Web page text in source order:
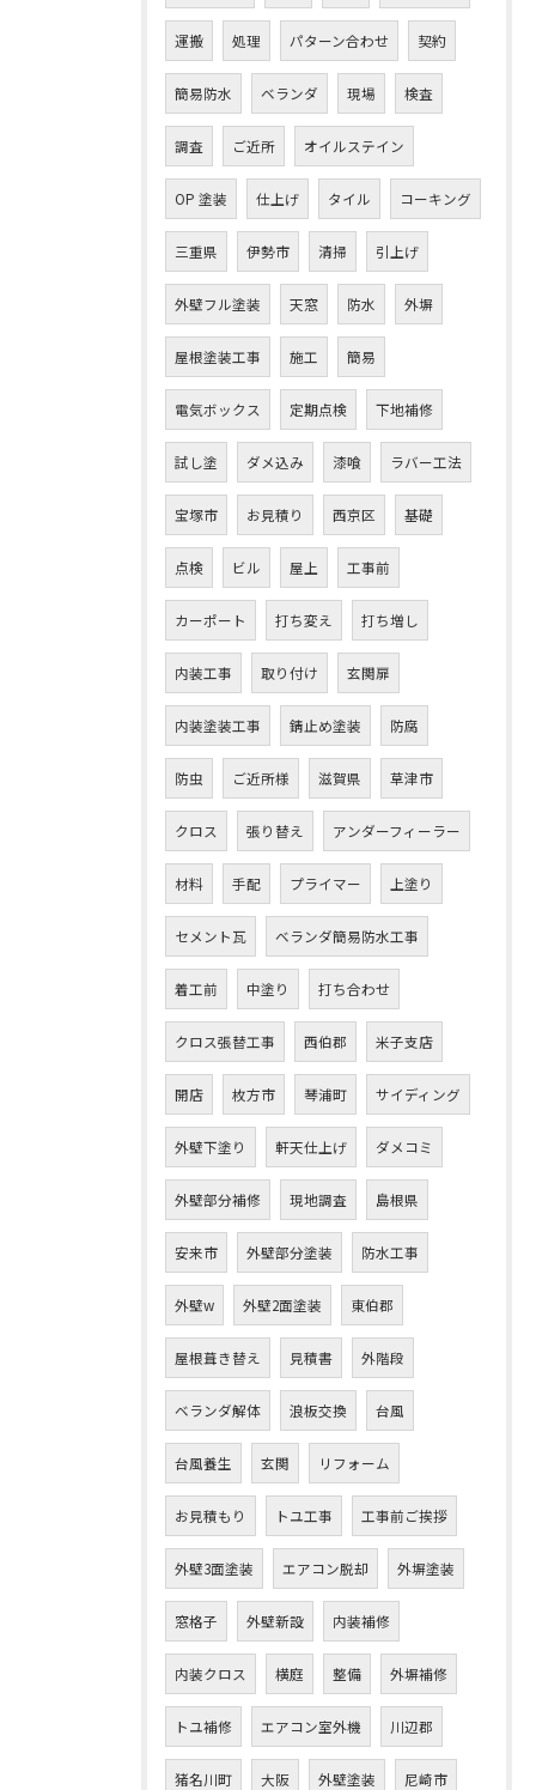
運搬 処理 パターン合わせ 契約
簡易防水 ベランダ 現場 検査
調査 ご近所 オイルステイン
OP 塗装 仕上げ タイル コーキング
三重県 伊勢市 清掃 引上げ
外壁フル塗装 天窓 防水 外塀
屋根塗装工事 施工 簡易
電気ボックス 定期点検 下地補修
試し塗 ダメ込み 漆喰 ラバー工法
宝塚市 お見積り 西京区 基礎
点検 ビル 屋上 工事前
カーポート 打ち変え 打ち増し
内装工事 取り付け 玄関扉
内装塗装工事 錆止め塗装 防腐
防虫 ご近所様 滋賀県 草津市
クロス 張り替え アンダーフィーラー
材料 手配 プライマー 上塗り
セメント瓦 ベランダ簡易防水工事
着工前 中塗り 打ち合わせ
クロス張替工事 西伯郡 米子支店
開店 枚方市 琴浦町 サイディング
外壁下塗り 軒天仕上げ ダメコミ
外壁部分補修 現地調査 島根県
安来市 外壁部分塗装 防水工事
外壁w 外壁2面塗装 東伯郡
屋根葺き替え 見積書 外階段
ベランダ解体 浪板交換 台風
台風養生 玄関 リフォーム
お見積もり トユ工事 工事前ご挨拶
外壁3面塗装 エアコン脱却 外塀塗装
窓格子 外壁新設 内装補修
内装クロス 横庭 整備 外塀補修
トユ補修 エアコン室外機 川辺郡
猪名川町 大阪 外壁塗装 尼崎市
お問い合わせはこちら